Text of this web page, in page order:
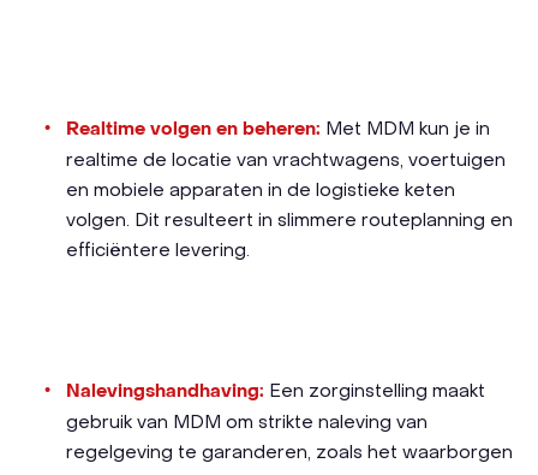
Realtime volgen en beheren: Met MDM kun je in
realtime de locatie van vrachtwagens, voertuigen
en mobiele apparaten in de logistieke keten
volgen. Dit resulteert in slimmere routeplanning en
efficiëntere levering.
Nalevingshandhaving: Een zorginstelling maakt
gebruik van MDM om strikte naleving van
regelgeving te garanderen, zoals het waarborgen